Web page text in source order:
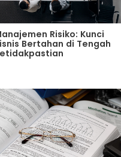
Risiko: Kunci
Bertahan di Tengah